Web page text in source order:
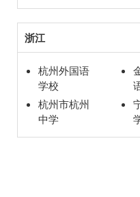
浙江
杭州外国语
学校
杭州市杭州
中学